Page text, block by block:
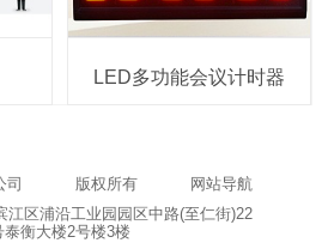
LED多功能会议计时器
司 版权所有
网站导航
江区浦沿工业园园区中路(至仁街)22
泰衡大楼2号楼3楼